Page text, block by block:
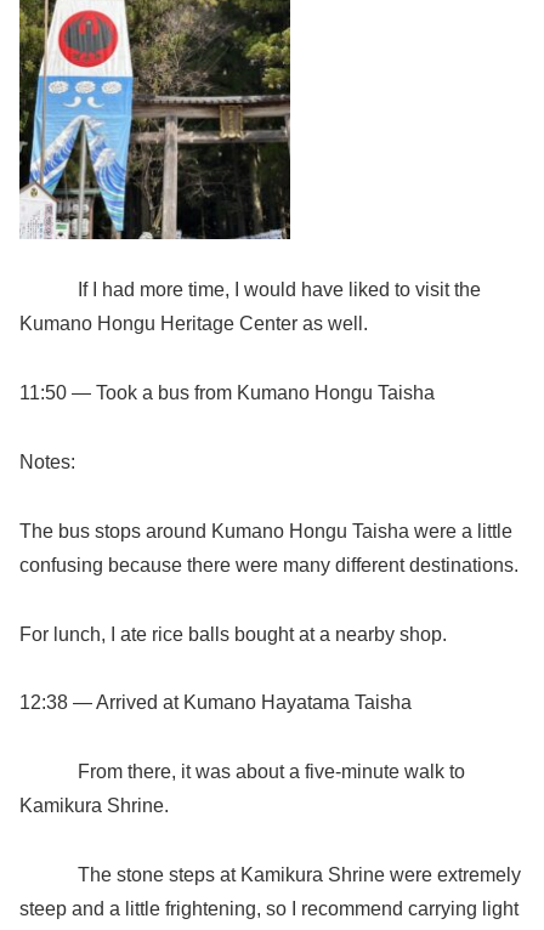
If I had more time, I would have liked to visit the
Kumano Hongu Heritage Center as well.
11:50 — Took a bus from Kumano Hongu Taisha
Notes:
The bus stops around Kumano Hongu Taisha were a little
confusing because there were many different destinations.
For lunch, I ate rice balls bought at a nearby shop.
12:38 — Arrived at Kumano Hayatama Taisha
From there, it was about a five-minute walk to
Kamikura Shrine.
The stone steps at Kamikura Shrine were extremely
steep and a little frightening, so I recommend carrying light